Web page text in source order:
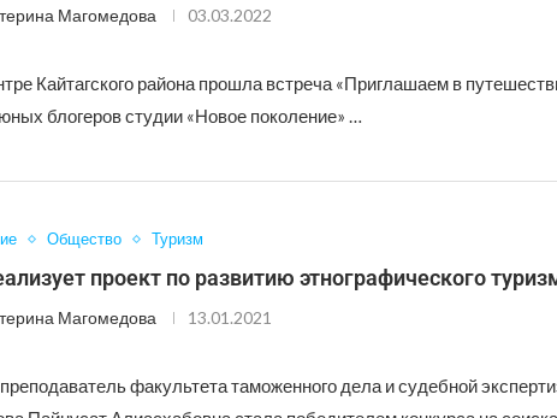
Магомедова 03.03.2022
Кайтагского района прошла встреча «Приглашаем в
блогеров студии «Новое поколение» …
Общество Туризм
проект по развитию этнографического
Магомедова 13.01.2021
факультета таможенного дела и судебной